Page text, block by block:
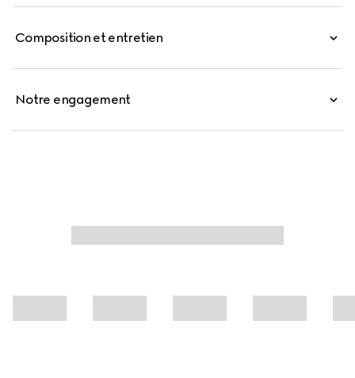
Composition et entretien
Notre engagement